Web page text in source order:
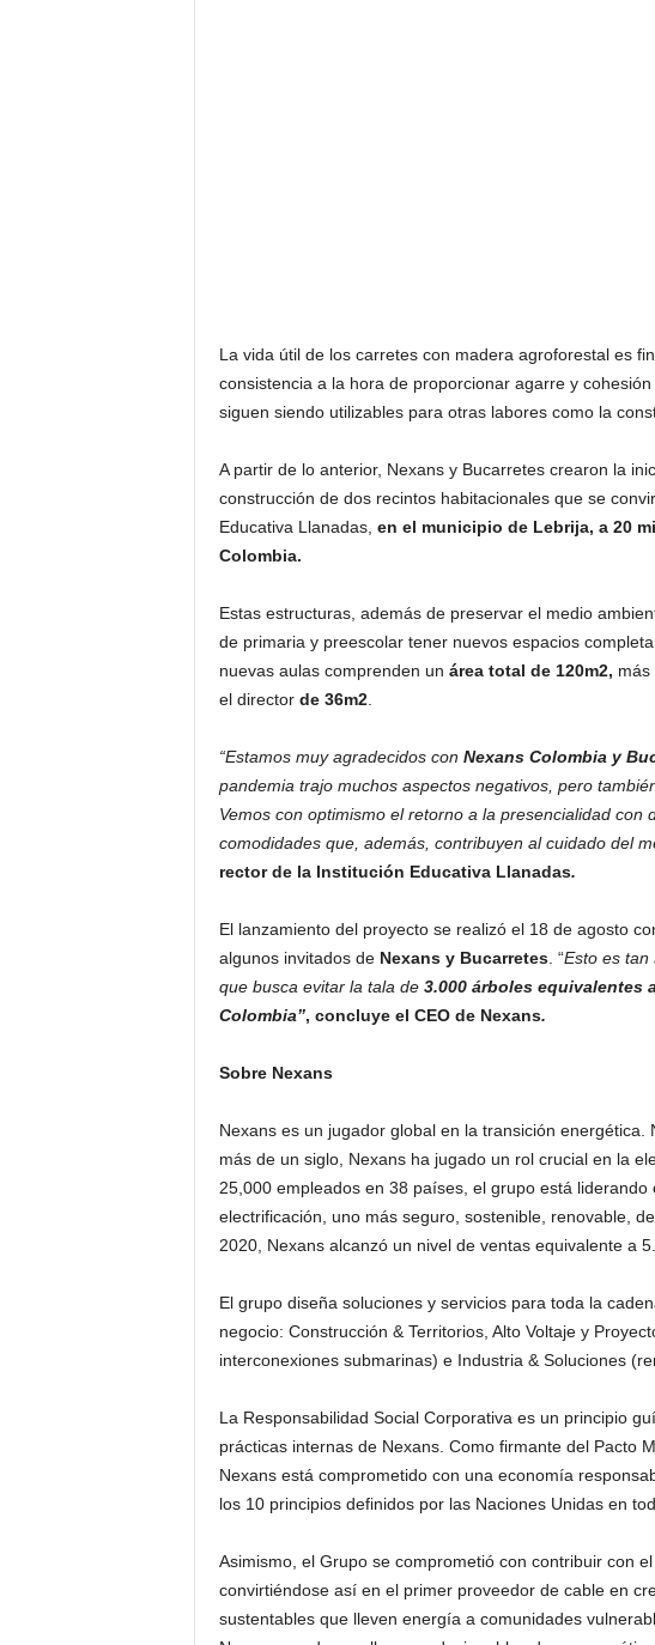
La vida útil de los carretes con madera agroforestal es
consistencia a la hora de proporcionar agarre y
siguen siendo utilizables para otras labores como la
A partir de lo anterior, Nexans y Bucarretes crearon la
construcción de dos recintos habitacionales que se
Educativa Llanadas, en el municipio de Lebrija, a 20
Colombia.
Estas estructuras, además de preservar el medio
de primaria y preescolar tener nuevos espacios
nuevas aulas comprenden un área total de 120m2, más
el director de 36m2.
“Estamos muy agradecidos con Nexans Colombia y
pandemia trajo muchos aspectos negativos, pero
Vemos con optimismo el retorno a la presencialidad con
comodidades que, además, contribuyen al cuidado del
rector de la Institución Educativa Llanadas.
El lanzamiento del proyecto se realizó el 18 de agosto
algunos invitados deNexans y Bucarretes. “Esto es tan
que busca evitar la tala de 3.000 árboles equivalentes
Colombia”, concluye el CEO de Nexans.
Sobre Nexans
Nexans es un jugador global en la transición
más de un siglo, Nexans ha jugado un rol crucial en la
25,000 empleados en 38 países, el grupo está
electrificación, uno más seguro, sostenible, renovable,
2020, Nexans alcanzó un nivel de ventas equivalente a
El grupo diseña soluciones y servicios para toda la
negocio: Construcción & Territorios, Alto Voltaje y
interconexiones submarinas) e Industria & Soluciones
La Responsabilidad Social Corporativa es un principio
prácticas internas de Nexans. Como firmante del Pacto
Nexans está comprometido con una economía
los 10 principios definidos por las Naciones Unidas en
Asimismo, el Grupo se comprometió con contribuir con
convirtiéndose así en el primer proveedor de cable en
sustentables que lleven energía a comunidades